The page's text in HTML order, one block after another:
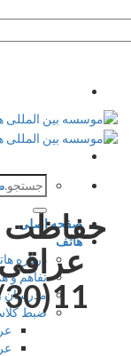
جستجو
برای:
صفحه اصلی
هاتف
درباره هاتف
تفاهم و
مدرسان و
ضبط کلاس
حفاظت